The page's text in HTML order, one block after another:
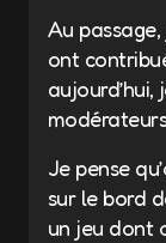
Au
ont
Je pense
sur le bord
un jeu dont